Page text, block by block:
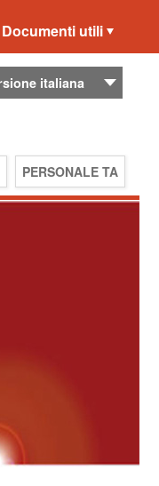
Documenti utili
PERSONALE TA